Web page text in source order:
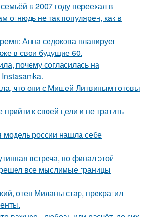
в 2007 году переехал в
отнюдь не так популярен, как в
Анна седокова планирует
в свои будущие 60.
почему согласилась на
что они с Мишей Литвиным готовы
прийти к своей цели и не тратить
россии нашла себе
встреча, но финал этой
все мыслимые границы
отец Миланы стар, прекратил